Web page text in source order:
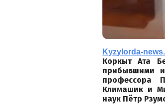
Kyzylorda-
Коркыт Ата
прибывшими
профессора
Климашик и
наук Пётр